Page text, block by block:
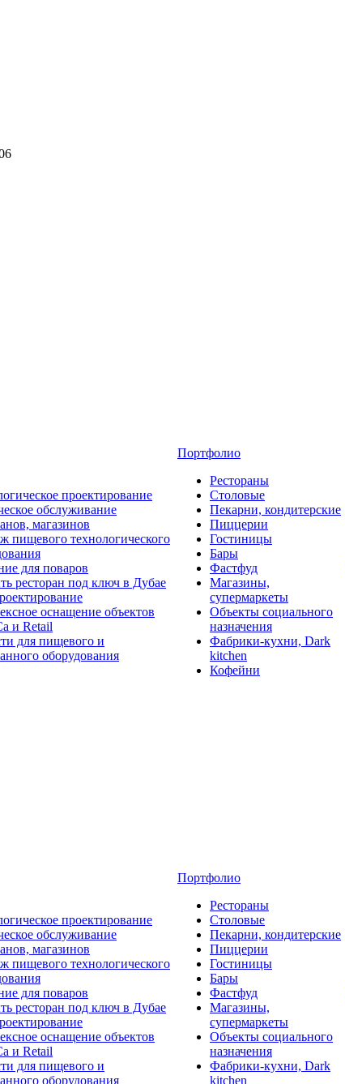
проектирование
обслуживание
магазинов
пищевого технологического
для поваров
ресторан под ключ в Дубае
оснащение объектов
и Retail
для пищевого и
оборудования
Портфолио
Рестораны
Столовые
Пекарни, кондитерские
Пиццерии
Гостиницы
Бары
Фастфуд
Магазины,
супермаркеты
Объекты социального
назначения
Фабрики-кухни, Dark
kitchen
Кофейни
проектирование
обслуживание
магазинов
пищевого технологического
для поваров
ресторан под ключ в Дубае
оснащение объектов
и Retail
для пищевого и
оборудования
Портфолио
Рестораны
Столовые
Пекарни, кондитерские
Пиццерии
Гостиницы
Бары
Фастфуд
Магазины,
супермаркеты
Объекты социального
назначения
Фабрики-кухни, Dark
kitchen